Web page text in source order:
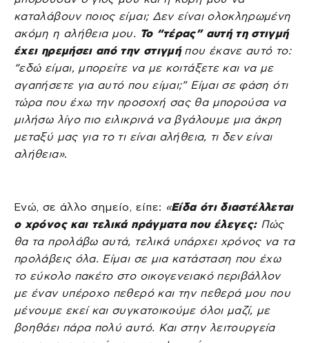
καταλάβουν ποιος είμαι; Δεν είναι ολοκληρωμένη
ακόμη η αλήθεια μου. Το “τέρας” αυτή τη στιγμή
έχει ηρεμήσει από την στιγμή που έκανε αυτό το:
“εδώ είμαι, μπορείτε να με κοιτάξετε και να με
αγαπήσετε για αυτό που είμαι;” Είμαι σε φάση ότι
τώρα που έχω την προσοχή σας θα μπορούσα να
μιλήσω λίγο πιο ειλικρινά να βγάλουμε μια άκρη
μεταξύ μας για το τι είναι αλήθεια, τι δεν είναι
αλήθεια».
Ενώ, σε άλλο σημείο, είπε: «Είδα ότι διαστέλλεται
ο χρόνος και τελικά πράγματα που έλεγες: Πώς
θα τα προλάβω αυτά, τελικά υπάρχει χρόνος να τα
προλάβεις όλα. Είμαι σε μια κατάσταση που έχω
το εύκολο πακέτο στο οικογενειακό περιβάλλον
με έναν υπέροχο πεθερό και την πεθερά μου που
μένουμε εκεί και συγκατοικούμε όλοι μαζί, με
βοηθάει πάρα πολύ αυτό. Και στην λειτουργεία